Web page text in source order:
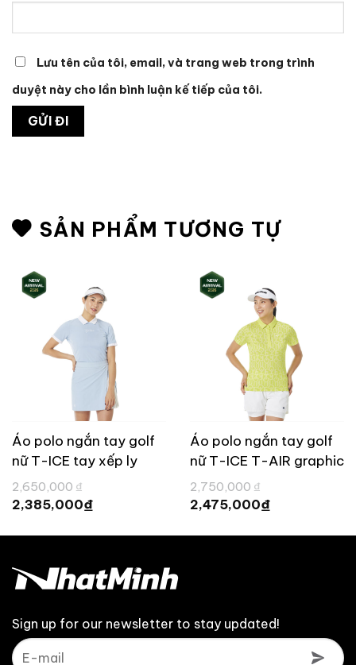
Lưu tên của tôi, email, và trang web trong trình
duyệt này cho lần bình luận kế tiếp của tôi.
SẢN PHẨM TƯƠNG TỰ
Áo polo ngắn tay golf
nữ T-ICE tay xếp ly
TaylorMade TL829
2,650,000 ₫
gốc
là:
2,385,000₫
là:
Áo polo ngắn tay golf
nữ T-ICE T-AIR graphic
TaylorMade TL828
2,750,000 ₫
gốc
là:
2,475,000₫
là:
Sign up for our newsletter to stay updated!